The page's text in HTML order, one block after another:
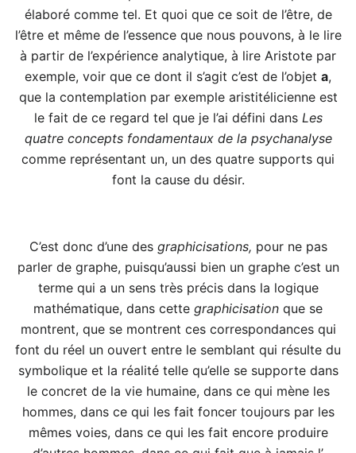
élaboré comme tel. Et quoi que ce soit de l’être, de
l’être et même de l’essence que nous pouvons, à le lire
à partir de l’expérience analytique, à lire Aristote par
exemple, voir que ce dont il s’agit c’est de l’objet a,
que la contemplation par exemple aristitélicienne est
le fait de ce regard tel que je l’ai défini dans Les
quatre concepts fondamentaux de la psychanalyse
comme représentant un, un des quatre supports qui
font la cause du désir.
C’est donc d’une des graphicisations, pour ne pas
parler de graphe, puisqu’aussi bien un graphe c’est un
terme qui a un sens très précis dans la logique
mathématique, dans cette graphicisation que se
montrent, que se montrent ces correspondances qui
font du réel un ouvert entre le semblant qui résulte du
symbolique et la réalité telle qu’elle se supporte dans
le concret de la vie humaine, dans ce qui mène les
hommes, dans ce qui les fait foncer toujours par les
mêmes voies, dans ce qui les fait encore produire